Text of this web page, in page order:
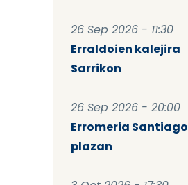
26 Sep 2026 - 11:30
Erraldoien kalejira
Sarrikon
26 Sep 2026 - 20:00
Erromeria Santiago
plazan